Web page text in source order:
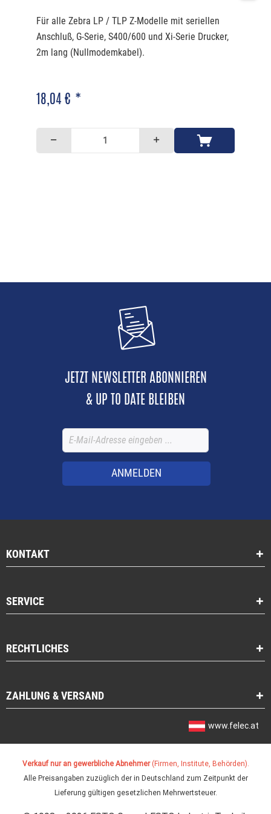
Für alle Zebra LP / TLP Z-Modelle mit seriellen
Anschluß, G-Serie, S400/600 und Xi-Serie Drucker,
2m lang (Nullmodemkabel).
18,04 € *
JETZT NEWSLETTER ABONNIEREN
& UP TO DATE BLEIBEN
ANMELDEN
KONTAKT
SERVICE
RECHTLICHES
ZAHLUNG & VERSAND
www.felec.at
Verkauf nur an gewerbliche Abnehmer(Firmen, Institute, Behörden).
Alle Preisangaben zuzüglich der in Deutschland zum Zeitpunkt der
Lieferung gültigen gesetzlichen Mehrwertsteuer.